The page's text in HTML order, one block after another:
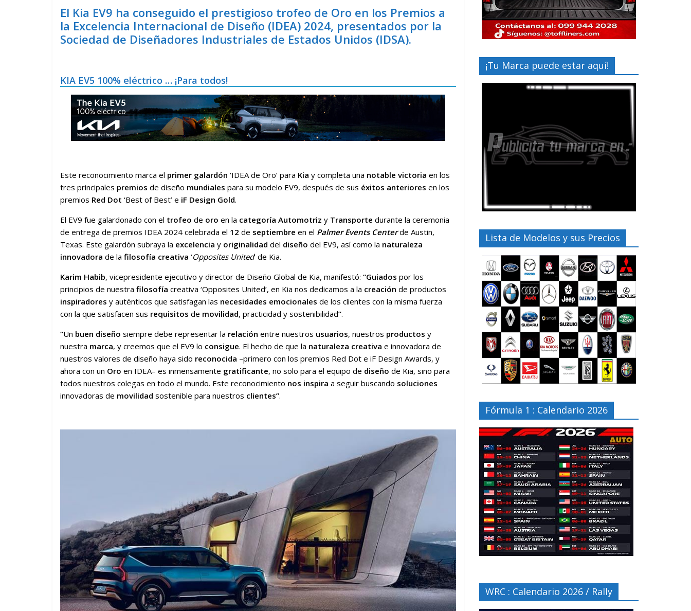
El Kia EV9 ha conseguido el prestigioso trofeo de Oro en los Premios a
la Excelencia Internacional de Diseño (IDEA) 2024, presentados por la
Sociedad de Diseñadores Industriales de Estados Unidos (IDSA).
KIA EV5 100% eléctrico … ¡Para todos!
Este reconocimiento marca el primer galardón ‘IDEA de Oro’ para Kia y completa una notable victoria en los
tres principales premios de diseño mundiales para su modelo EV9, después de sus éxitos anteriores en los
premios Red Dot ‘Best of Best’ e iF Design Gold.
El EV9 fue galardonado con el trofeo de oro en la categoría Automotriz y Transporte durante la ceremonia
de entrega de premios IDEA 2024 celebrada el 12 de septiembre en el Palmer Events Centerde Austin,
Texas. Este galardón subraya la excelencia y originalidad del diseño del EV9, así como la naturaleza
innovadora de la filosofía creativa ‘Opposites United’ de Kia.
Karim Habib, vicepresidente ejecutivo y director de Diseño Global de Kia, manifestó: “Guiados por los
principios de nuestra filosofía creativa ‘Opposites United’, en Kia nos dedicamos a la creación de productos
inspiradores y auténticos que satisfagan las necesidades emocionales de los clientes con la misma fuerza
con la que satisfacen sus requisitos de movilidad, practicidad y sostenibilidad”.
“Un buen diseño siempre debe representar la relación entre nuestros usuarios, nuestros productos y
nuestra marca, y creemos que el EV9 lo consigue. El hecho de que la naturaleza creativa e innovadora de
nuestros valores de diseño haya sido reconocida –primero con los premios Red Dot e iF Design Awards, y
ahora con un Oro en IDEA– es inmensamente gratificante, no solo para el equipo de diseño de Kia, sino para
todos nuestros colegas en todo el mundo. Este reconocimiento nos inspira a seguir buscando soluciones
innovadoras de movilidad sostenible para nuestros clientes”.
¡Tu Marca puede estar aquí!
Lista de Modelos y sus Precios
Fórmula 1 : Calendario 2026
WRC : Calendario 2026 / Rally